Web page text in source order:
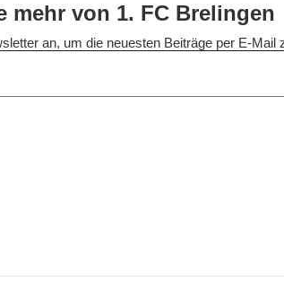
mehr von 1. FC Brelingen
an, um die neuesten Beiträge per E-Mail